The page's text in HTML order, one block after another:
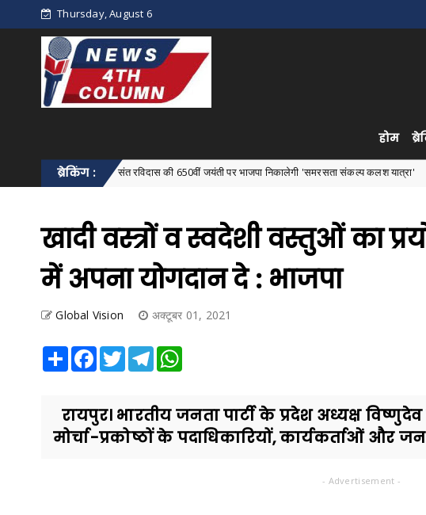
Thursday, August 6
होम
ब्रेकिंग :
संत रविदास की 650वीं जयंती पर भाजपा निकालेगी 'समरसता संकल्प कलश यात्रा' Barnali
खादी वस्त्रों व स्वदेशी वस्तुओं का
में अपना योगदान दे : भाजपा
Global Vision अक्टूबर 01, 2021
Share Facebook
TwitterTelegram
रायपुर। भारतीय जनता पार्टी के प्रदेश अध्यक्ष
मोर्चा-प्रकोष्ठों के पदाधिकारियों, कार्यकर्ताओं और
- Advertisement -